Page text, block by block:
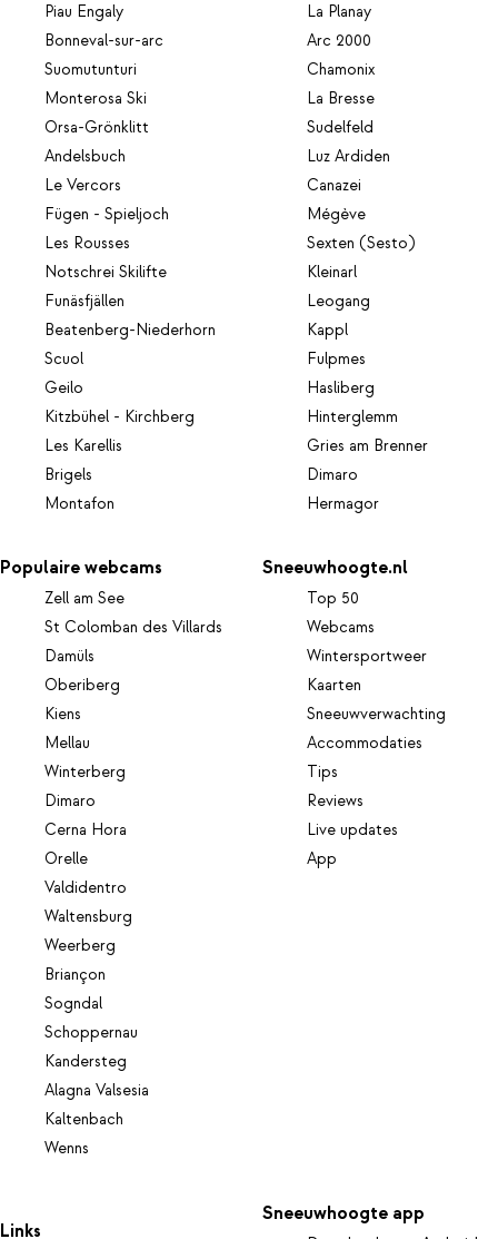
Piau Engaly
Bonneval-sur-arc
Suomutunturi
Monterosa Ski
Orsa-Grönklitt
Andelsbuch
Le Vercors
Fügen - Spieljoch
Les Rousses
Notschrei Skilifte
Funäsfjällen
Beatenberg-Niederhorn
Scuol
Geilo
Kitzbühel - Kirchberg
Les Karellis
Brigels
Montafon
La Planay
Arc 2000
Chamonix
La Bresse
Sudelfeld
Luz Ardiden
Canazei
Mégève
Sexten (Sesto)
Kleinarl
Leogang
Kappl
Fulpmes
Hasliberg
Hinterglemm
Gries am Brenner
Dimaro
Hermagor
Populaire webcams
Zell am See
St Colomban des Villards
Damüls
Oberiberg
Kiens
Mellau
Winterberg
Dimaro
Cerna Hora
Orelle
Valdidentro
Waltensburg
Weerberg
Briançon
Sogndal
Schoppernau
Kandersteg
Alagna Valsesia
Kaltenbach
Wenns
Sneeuwhoogte.nl
Top 50
Webcams
Wintersportweer
Kaarten
Sneeuwverwachting
Accommodaties
Tips
Reviews
Live updates
App
Links
Sneeuwhoogte app